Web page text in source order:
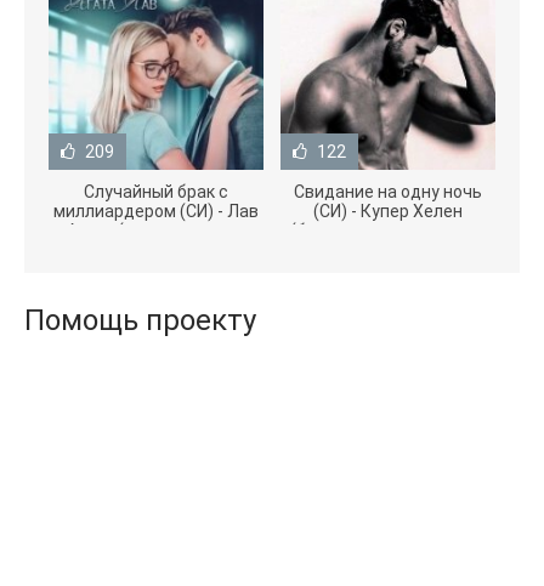
209
Случайный брак с
миллиардером (СИ) - Лав
Агата (полная версия
122
Свидание на одну ночь
(СИ) - Купер Хелен
(бесплатные серии книг
Помощь проекту